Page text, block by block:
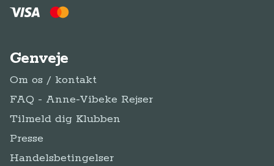
Genveje
Om os / kontakt
FAQ - Anne-Vibeke Rejser
Tilmeld dig Klubben
Presse
Handelsbetingelser